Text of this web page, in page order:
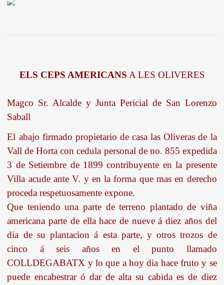
ELS CEPS AMERICANS A LES OLIVERES
Magco Sr. Alcalde y Junta Pericial de San Lorenzo
Saball
El abajo firmado propietario de casa las Oliveras de la
Vall de Horta con cedula personal de no. 855 expedida
3 de Setiembre de 1899 contribuyente en la presente
Villa acude ante V. y en la forma que mas en derecho
proceda respetuosamente expone.
Que teniendo una parte de terreno plantado de viña
americana parte de ella hace de nueve á diez años del
dia de su plantacion á esta parte, y otros trozos de
cinco á seis años en el punto llamado
COLLDEGABATX y lo que a hoy dia hace fruto y se
puede encabestrar ó dar de alta su cabida es de diez